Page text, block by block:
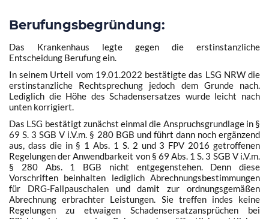
Berufungsbegründung:
Das Krankenhaus legte gegen die erstinstanzliche
Entscheidung Berufung ein.
In seinem Urteil vom 19.01.2022 bestätigte das LSG NRW die
erstinstanzliche Rechtsprechung jedoch dem Grunde nach.
Lediglich die Höhe des Schadensersatzes wurde leicht nach
unten korrigiert.
Das LSG bestätigt zunächst einmal die Anspruchsgrundlage in §
69 S. 3 SGB V i.V.m. § 280 BGB und führt dann noch ergänzend
aus, dass die in § 1 Abs. 1 S. 2 und 3 FPV 2016 getroffenen
Regelungen der Anwendbarkeit von § 69 Abs. 1 S. 3 SGB V i.V.m.
§ 280 Abs. 1 BGB nicht entgegenstehen. Denn diese
Vorschriften beinhalten lediglich Abrechnungsbestimmungen
für DRG-Fallpauschalen und damit zur ordnungsgemäßen
Abrechnung erbrachter Leistungen. Sie treffen indes keine
Regelungen zu etwaigen Schadensersatzansprüchen bei